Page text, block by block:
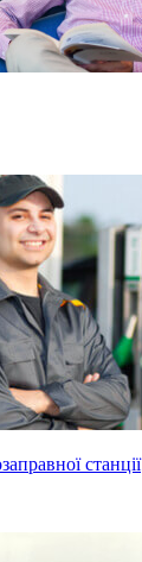
станції